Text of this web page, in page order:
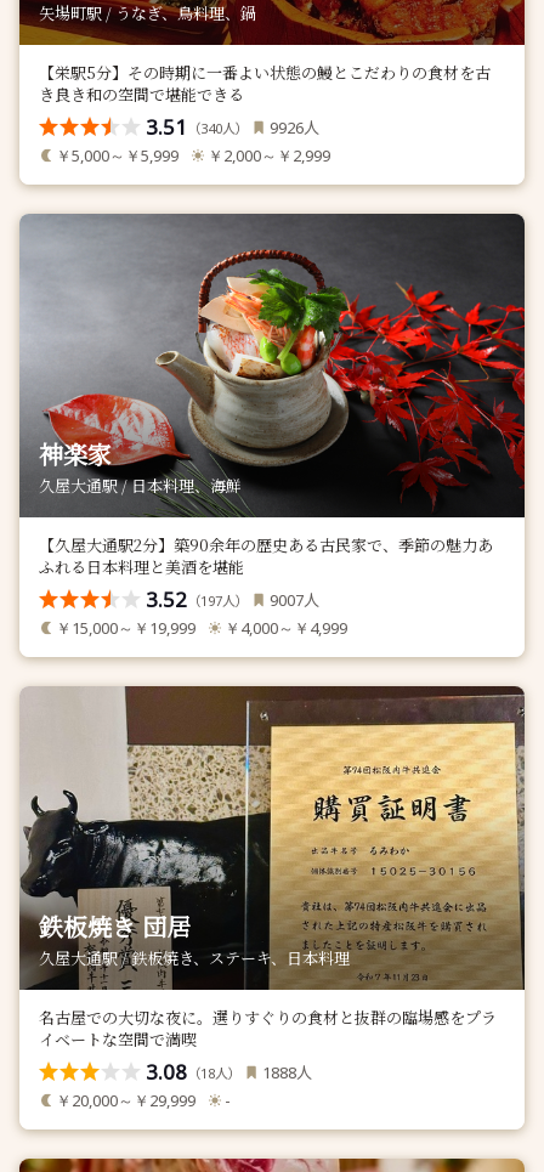
矢場町駅 / うなぎ、鳥料理、鍋
【栄駅5分】その時期に一番よい状態の鰻とこだわりの食材を古
き良き和の空間で堪能できる
3.51 （340人） 9926人
￥5,000～￥5,999 ￥2,000～￥2,999
神楽家
久屋大通駅 / 日本料理、海鮮
【久屋大通駅2分】築90余年の歴史ある古民家で、季節の魅力あ
ふれる日本料理と美酒を堪能
3.52 （197人） 9007人
￥15,000～￥19,999 ￥4,000～￥4,999
鉄板焼き 団居
久屋大通駅 / 鉄板焼き、ステーキ、日本料理
名古屋での大切な夜に。選りすぐりの食材と抜群の臨場感をプラ
イベートな空間で満喫
3.08 （18人） 1888人
￥20,000～￥29,999 -